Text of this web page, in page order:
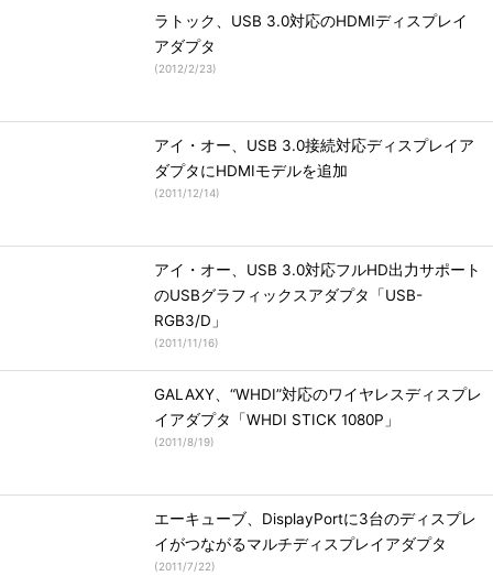
ラトック、USB 3.0対応のHDMIディスプレイ
アダプタ
(2012/2/23)
アイ・オー、USB 3.0接続対応ディスプレイア
ダプタにHDMIモデルを追加
(2011/12/14)
アイ・オー、USB 3.0対応フルHD出力サポート
のUSBグラフィックスアダプタ「USB-
RGB3/D」
(2011/11/16)
GALAXY、“WHDI”対応のワイヤレスディスプレ
イアダプタ「WHDI STICK 1080P」
(2011/8/19)
エーキューブ、DisplayPortに3台のディスプレ
イがつながるマルチディスプレイアダプタ
(2011/7/22)